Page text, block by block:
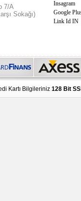
7/A
Sokağı)
Insagram
Google
Link Id IN
Kartı Bilgileriniz 128 Bit